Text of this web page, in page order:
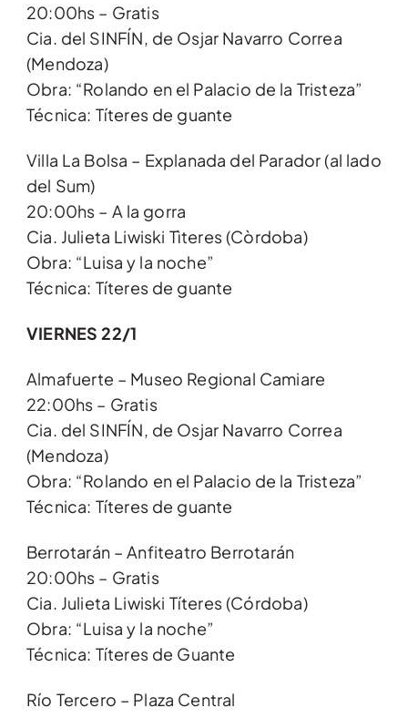
20:00hs – Gratis
Cia. del SINFÍN, de Osjar Navarro Correa
(Mendoza)
Obra: “Rolando en el Palacio de la Tristeza”
Técnica: Títeres de guante
Villa La Bolsa – Explanada del Parador (al lado
del Sum)
20:00hs – A la gorra
Cia. Julieta Liwiski Tìteres (Còrdoba)
Obra: “Luisa y la noche”
Técnica: Títeres de guante
VIERNES 22/1
Almafuerte – Museo Regional Camiare
22:00hs – Gratis
Cia. del SINFÍN, de Osjar Navarro Correa
(Mendoza)
Obra: “Rolando en el Palacio de la Tristeza”
Técnica: Títeres de guante
Berrotarán – Anfiteatro Berrotarán
20:00hs – Gratis
Cia. Julieta Liwiski Títeres (Córdoba)
Obra: “Luisa y la noche”
Técnica: Títeres de Guante
Río Tercero – Plaza Central